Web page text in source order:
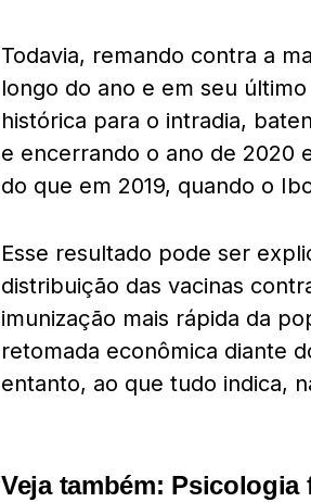
Todavia, remando contra a
longo do ano e em seu
histórica para o intradia,
e encerrando o ano de 2020
do que em 2019, quando o
Esse resultado pode ser
distribuição das vacinas
imunização mais rápida da
retomada econômica diante
entanto, ao que tudo indica,
Veja também: Psicologia